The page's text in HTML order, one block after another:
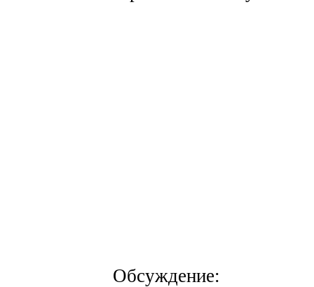
Обсуждение: